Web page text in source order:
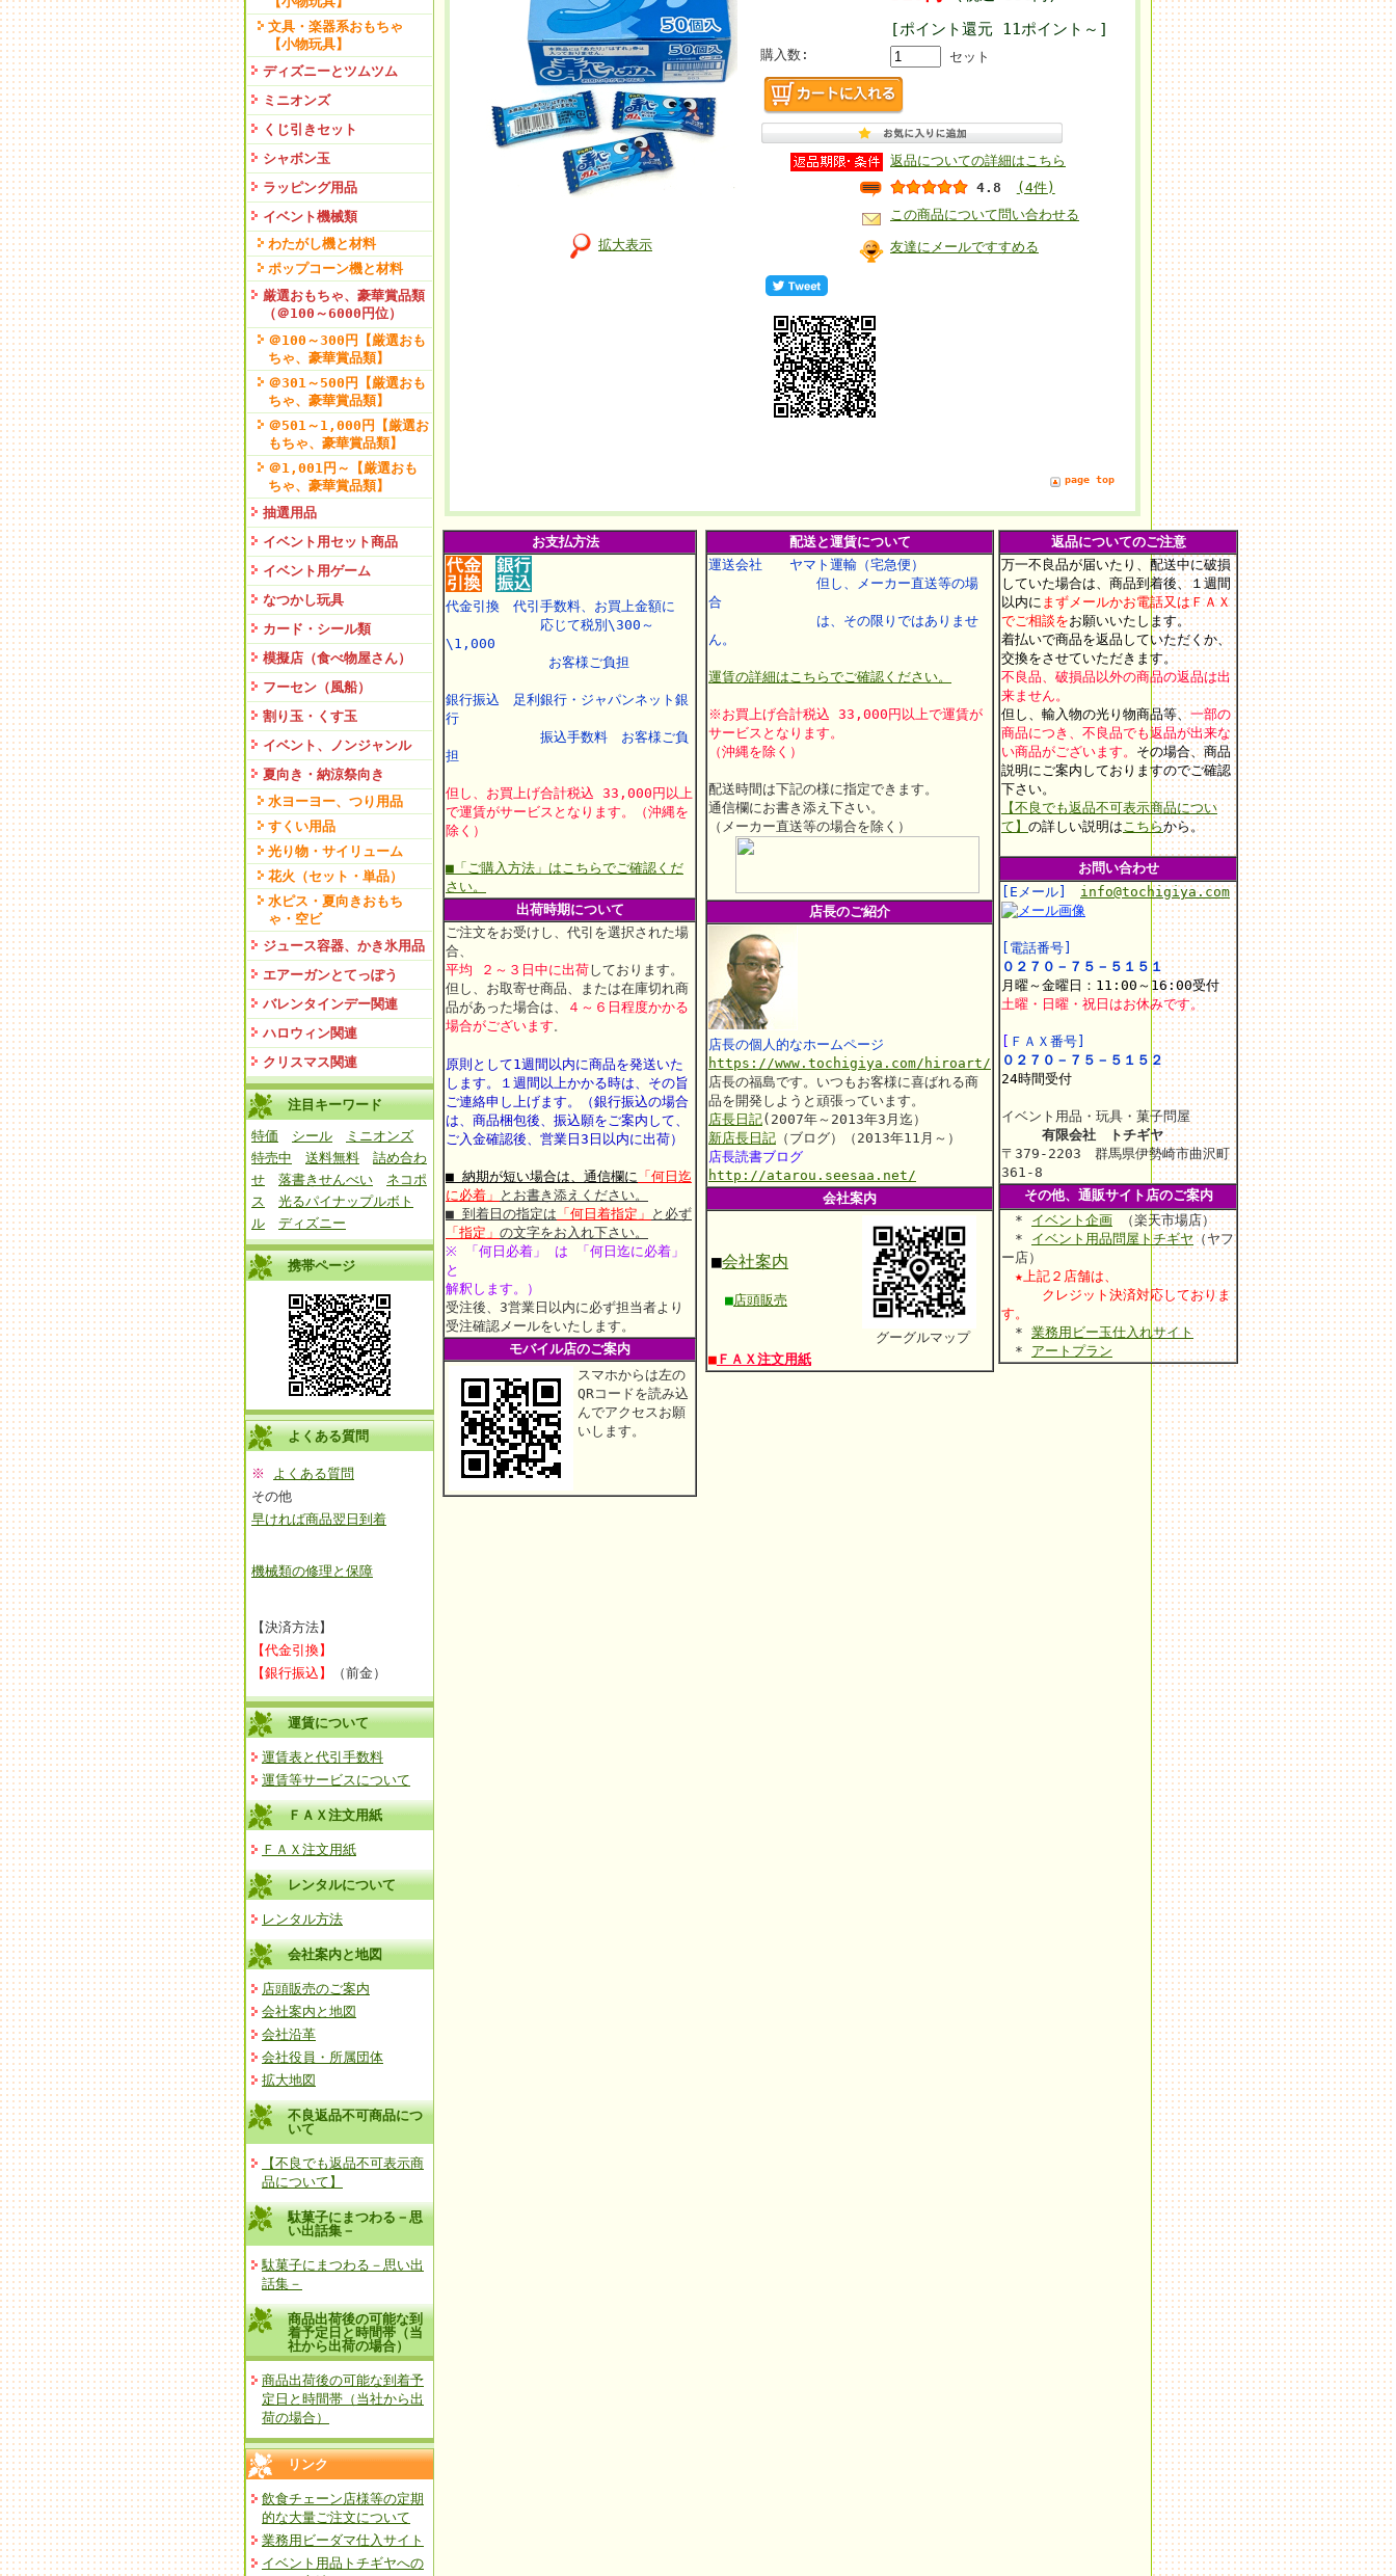
文具・楽器系おもちゃ
【小物玩具】
ディズニーとツムツム
ミニオンズ
くじ引きセット
シャボン玉
ラッピング用品
イベント機械類
わたがし機と材料
ポップコーン機と材料
厳選おもちゃ、豪華賞品類
（＠100～6000円位）
＠100～300円【厳選おも
ちゃ、豪華賞品類】
＠301～500円【厳選おも
ちゃ、豪華賞品類】
＠501～1,000円【厳選お
もちゃ、豪華賞品類】
＠1,001円～【厳選おも
ちゃ、豪華賞品類】
抽選用品
イベント用セット商品
イベント用ゲーム
なつかし玩具
カード・シール類
模擬店（食べ物屋さん）
フーセン（風船）
割り玉・くす玉
イベント、ノンジャンル
夏向き・納涼祭向き
水ヨーヨー、つり用品
すくい用品
光り物・サイリューム
花火（セット・単品）
水ピス・夏向きおもち
ゃ・空ビ
ジュース容器、かき氷用品
エアーガンとてっぽう
バレンタインデー関連
ハロウィン関連
クリスマス関連
注目キーワード
特価
シール
ミニオンズ
特売中
送料無料
詰め合わ
せ
落書きせんべい
ネコポ
ス
光るパイナップルボト
ル
ディズニー
携帯ページ
よくある質問
※
よくある質問
その他
早ければ商品翌日到着
機械類の修理と保障
【決済方法】
【代金引換】
【銀行振込】
（前金）
運賃について
運賃表と代引手数料
運賃等サービスについて
ＦＡＸ注文用紙
ＦＡＸ注文用紙
レンタルについて
レンタル方法
会社案内と地図
店頭販売のご案内
会社案内と地図
会社沿革
会社役員・所属団体
拡大地図
不良返品不可商品につ
いて
【不良でも返品不可表示商
品について】
駄菓子にまつわる－思
い出話集－
駄菓子にまつわる－思い出
話集－
商品出荷後の可能な到
着予定日と時間帯（当
社から出荷の場合）
商品出荷後の可能な到着予
定日と時間帯（当社から出
荷の場合）
リンク
飲食チェーン店様等の定期
的な大量ご注文について
業務用ビーダマ仕入サイト
イベント用品トチギヤへの
拡大表示
[ポイント還元 11ポイント～]
購入数: セット
返品についての詳細はこちら
4.8
(4件)
この商品について問い合わせる
友達にメールですすめる
page top
お支払方法
代金引換 代引手数料、お買上金額に
応じて税別\300～
\1,000
お客様ご負担
銀行振込 足利銀行・ジャパンネット銀
行
振込手数料 お客様ご負
担
但し、お買上げ合計税込 33,000円以上
で運賃がサービスとなります。（沖縄を
除く）
■「ご購入方法」はこちらでご確認くだ
さい。
出荷時期について
ご注文をお受けし、代引を選択された場
合、
平均 ２～３日中に出荷しております。
但し、お取寄せ商品、または在庫切れ商
品があった場合は、
４～６日程度かかる
場合がございます
原則として1週間以内に商品を発送いた
します。
１週間以上かかる時は、その旨
ご連絡申し上げます。
（銀行振込の場合
は、商品梱包後、振込願をご案内して、
ご入金確認後、営業日3日以内に出荷）
■ 納期が短い場合は、通信欄に 「何日迄
に必着」 とお書き添えください。
■ 到着日の指定は 「何日着指定」 と必ず
「指定」 の文字をお入れ下さい。
※ 「何日必着」 は 「何日迄に必着」
と
解釈します。）
受注後、3営業日以内に必ず担当者より
受注確認メールをいたします。
モバイル店のご案内
スマホからは左の
QRコードを読み込
んでアクセスお願
いします。
配送と運賃について
運送会社 ヤマト運輸（宅急便）
但し、メーカー直送等の場
合
は、その限りではありませ
ん。
運賃の詳細はこちらでご確認ください。
※お買上げ合計税込 33,000円以上で運賃が
サービスとなります。
（沖縄を除く）
配送時間は下記の様に指定できます。
通信欄にお書き添え下さい。
（メーカー直送等の場合を除く）
店長のご紹介
店長の個人的なホームページ
https://www.tochigiya.com/hiroart/
店長の福島です。いつもお客様に喜ばれる商
品を開発しようと頑張っています。
店長日記(2007年～2013年3月迄）
新店長日記 （ブログ）（2013年11月～）
店長読書ブログ
http://atarou.seesaa.net/
会社案内
■会社案内
■店頭販売
グーグルマップ
■ ＦＡＸ注文用紙
返品についてのご注意
万一不良品が届いたり、配送中に破損
していた場合は、商品到着後、１週間
以内に まずメールかお電話又はＦＡＸ
でご相談をお願いいたします。
着払いで商品を返品していただくか、
交換をさせていただきます。
不良品、破損品以外の商品の返品は出
来ません。
但し、輸入物の光り物商品等、 一部の
商品につき、不良品でも返品が出来な
い商品がございます。 その場合、商品
説明にご案内しておりますのでご確認
下さい。
【不良でも返品不可表示商品につい
て】 の詳しい説明はこちらから。
お問い合わせ
[Eメール]
info@tochigiya.com
[電話番号]
０２７０－７５－５１５１
月曜～金曜日：11:00～16:00受付
土曜・日曜・祝日はお休みです。
ＦＡＸ番号]
０２７０－７５－５１５２
24時間受付
イベント用品・玩具・菓子問屋
有限会社 トチギヤ
〒379-2203 群馬県伊勢崎市曲沢町
361-8
その他、通販サイト店のご案内
* イベント企画 （楽天市場店）
* イベント用品問屋トチギヤ （ヤフ
ー店）
★上記２店舗は、
クレジット決済対応しておりま
す。
* 業務用ビー玉仕入れサイト
* アートプラン